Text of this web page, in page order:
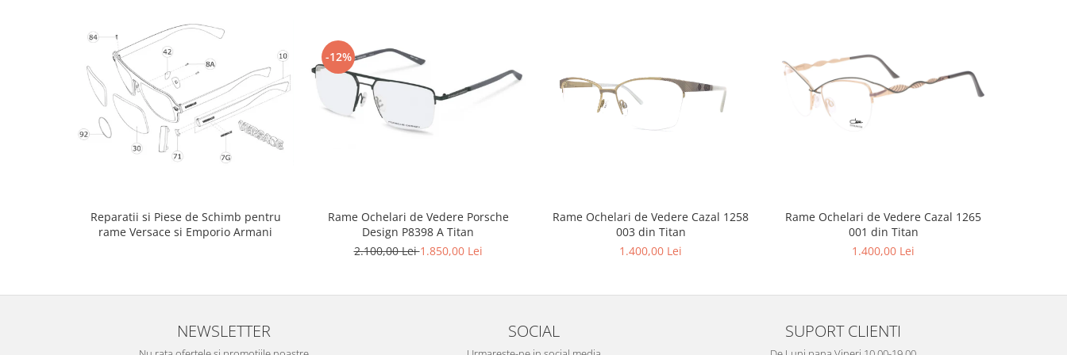
Reparatii si Piese de Schimb pentru
rame Versace si Emporio Armani
-12%
Rame Ochelari de Vedere Porsche
Design P8398 A Titan
2.100,00 Lei1.850,00 Lei
Rame Ochelari de Vedere Cazal 1258
003 din Titan
1.400,00 Lei
Rame Ochelari de Vedere Cazal 1265
001 din Titan
1.400,00 Lei
NEWSLETTER SOCIAL SUPORT CLIENTI